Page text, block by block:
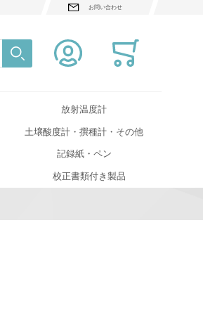
お問い合わせ
Close search
検索
放射温度計
土壌酸度計・撰種計・その他
記録紙・ペン
校正書類付き製品